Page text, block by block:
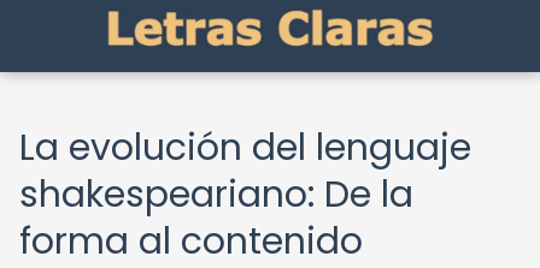
La evolución del lenguaje
shakespeariano: De la
forma al contenido